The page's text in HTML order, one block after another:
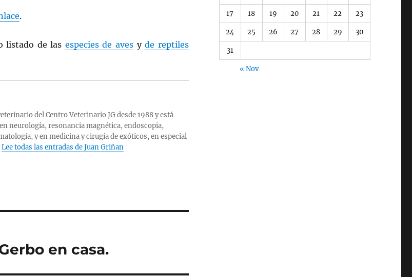
.
listado de las especies de aves yde reptiles
del Centro Veterinario JG desde 1988 y está
neurología, resonancia magnética, endoscopia,
y en medicina y cirugía de exóticos, en especial
Lee todas las entradas de Juan Griñan
en casa.
17 18 19 20 21 22 23
24 25 26 27 28 29 30
31
« Nov